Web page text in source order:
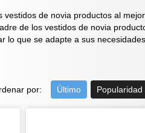
de novia productos al
de los vestidos de novia
lo que se adapte a sus necesidades.
por: Último Popularidad